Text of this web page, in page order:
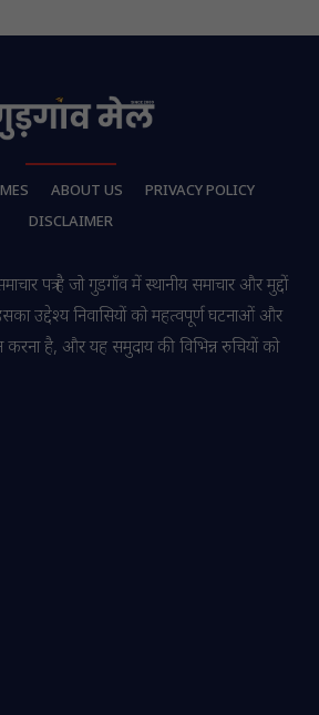
ABOUT US
PRIVACY POLICY
DISCLAIMER
पत्र है जो गुडगाँव में स्थानीय समाचार और मुद्दों
उद्देश्य निवासियों को महत्वपूर्ण घटनाओं और
करना है, और यह समुदाय की विभिन्न रुचियों को